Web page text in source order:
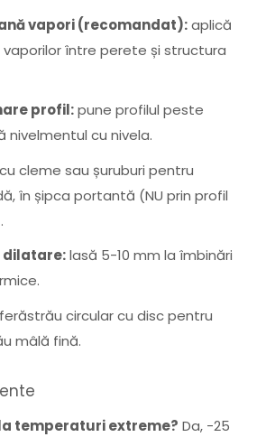
vapori (recomandat):aplică
între perete și structura
profil:pune profilul peste
nivelmentul cu nivela.
cu cleme sau șuruburi pentru
în șipca portantă (NU prin profil
dilatare:lasă 5-10 mm la îmbinări
ferăstrău circular cu disc pentru
mâlă fină.
temperaturi extreme? Da, -25